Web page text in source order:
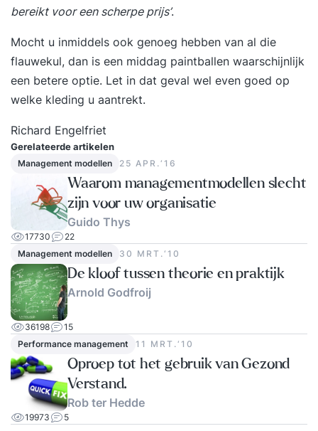
bereikt voor een scherpe prijs’.
Mocht u inmiddels ook genoeg hebben van al die
flauwekul, dan is een middag paintballen waarschijnlijk
een betere optie. Let in dat geval wel even goed op
welke kleding u aantrekt.
Richard Engelfriet
Gerelateerde artikelen
Management modellen 25 APR.‘16
Waarom managementmodellen slecht
zijn voor uw organisatie
Guido Thys
17730
22
Management modellen
30 MRT.‘10
De kloof tussen theorie en praktijk
Arnold Godfroij
36198
15
Performance management
11 MRT.‘10
Oproep tot het gebruik van Gezond
Verstand.
Rob ter Hedde
19973 5